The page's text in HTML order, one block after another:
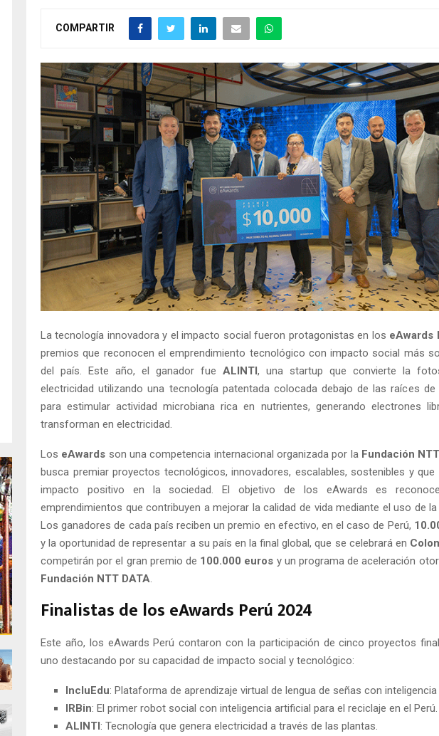
COMPARTIR
La tecnología innovadora y el impacto social fueron protagonistas en los eAwards
premios que reconocen el emprendimiento tecnológico con impacto social más
del país. Este año, el ganador fue ALINTI, una startup que convierte la
electricidad utilizando una tecnología patentada colocada debajo de las raíces de
para estimular actividad microbiana rica en nutrientes, generando electrones
transforman en electricidad.
Los eAwards son una competencia internacional organizada por la Fundación
busca premiar proyectos tecnológicos, innovadores, escalables, sostenibles y que
impacto positivo en la sociedad. El objetivo de los eAwards es
emprendimientos que contribuyen a mejorar la calidad de vida mediante el uso de
Los ganadores de cada país reciben un premio en efectivo, en el caso de Perú,
y la oportunidad de representar a su país en la final global, que se celebrará en
competirán por el gran premio de 100.000 euros y un programa de aceleración
Fundación NTT DATA.
Finalistas de los eAwards Perú 2024
Este año, los eAwards Perú contaron con la participación de cinco proyectos
uno destacando por su capacidad de impacto social y tecnológico:
IncluEdu: Plataforma de aprendizaje virtual de lengua de señas con
IRBin: El primer robot social con inteligencia artificial para el reciclaje en el Perú.
ALINTI: Tecnología que genera electricidad a través de las plantas.